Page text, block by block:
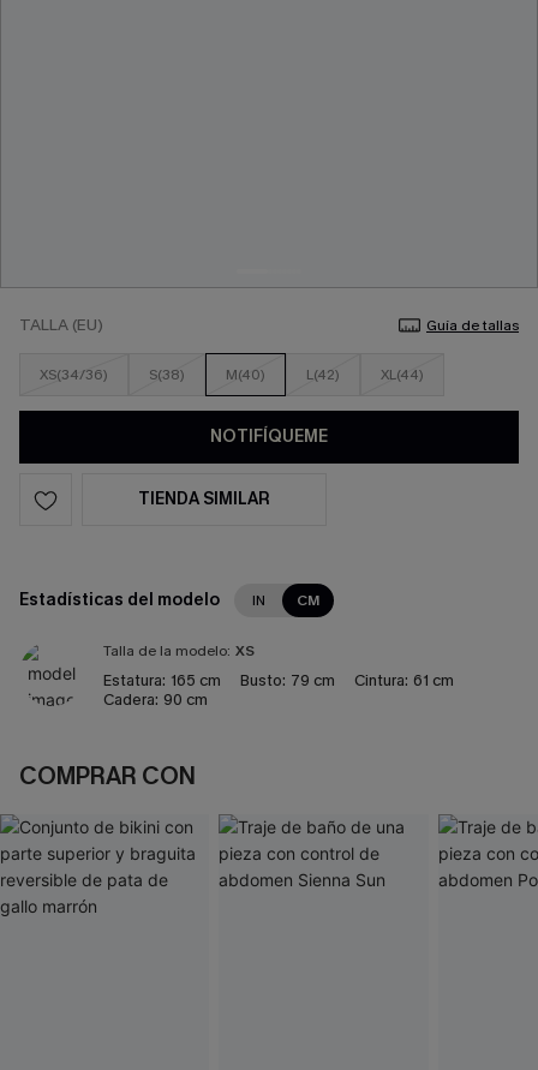
TALLA (EU) Guía de tallas
XS(34/36) S(38) M(40) L(42) XL(44)
NOTIFÍQUEME
TIENDA SIMILAR
Estadísticas del modelo IN CM
Talla de la modelo: XS
Estatura: 165 cm Busto: 79 cm Cintura: 61 cm
Cadera: 90 cm
COMPRAR CON